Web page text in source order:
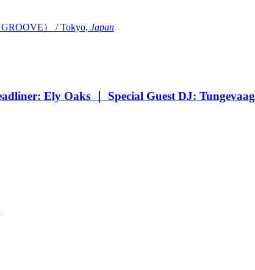
） / Tokyo, Japan
Ely Oaks ｜ Special Guest DJ: Tungevaag